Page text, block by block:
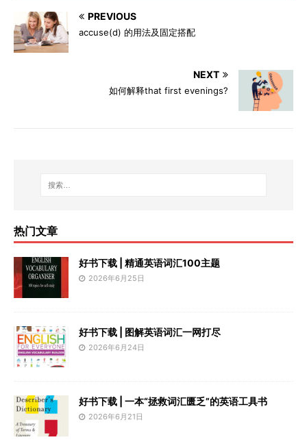
PREVIOUS
accuse(d) 的用法及固定搭配
NEXT
如何解释that first evenings?
热门文章
好书下载 | 精通英语词汇100主题
2026年6月25日
好书下载 | 图解英语词汇一网打尽
2026年6月24日
好书下载 | 一本“拯救词汇匮乏”的英语工具书
2026年6月21日